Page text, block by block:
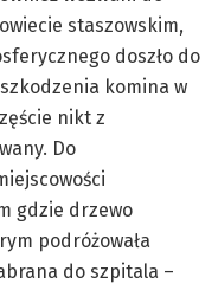
staszowskim,
doszło do
komina w
nikt z
Do
gdzie drzewo
podróżowała
do szpitala –